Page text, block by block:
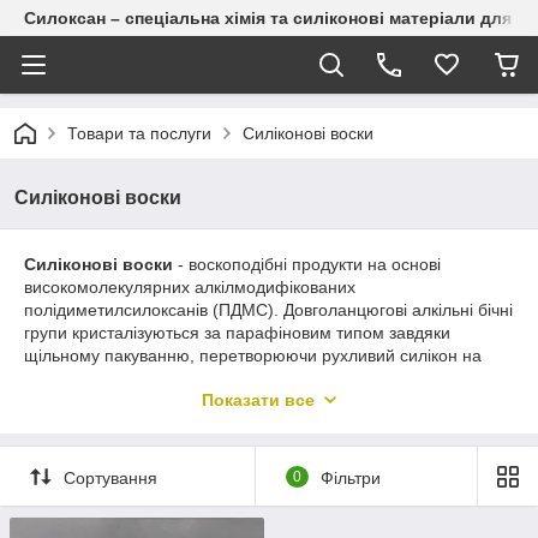
Силоксан – спеціальна хімія та силіконові матеріали для
Товари та послуги Силіконові воски
Силіконові воски
Силіконові воски - воскоподібні продукти на основі
високомолекулярних алкілмодифікованих
полідиметилсилоксанів (ПДМС). Довголанцюгові алкільні бічні
групи кристалізуються за парафіновим типом завдяки
щільному пакуванню, перетворюючи рухливий силікон на
зростають з довжиною та числом цих замісників.
що дає тривале водовідштовхування та стійкість до змивання.
За даними виробника, завдяки високій субстантивності марки
WACKER W 23
і W 27 дають ефект уже за дозування менше
0,5 мас.% як поверхневі модифікатори ковзання й блиску,
Показати все
Сортування 0 Фільтри